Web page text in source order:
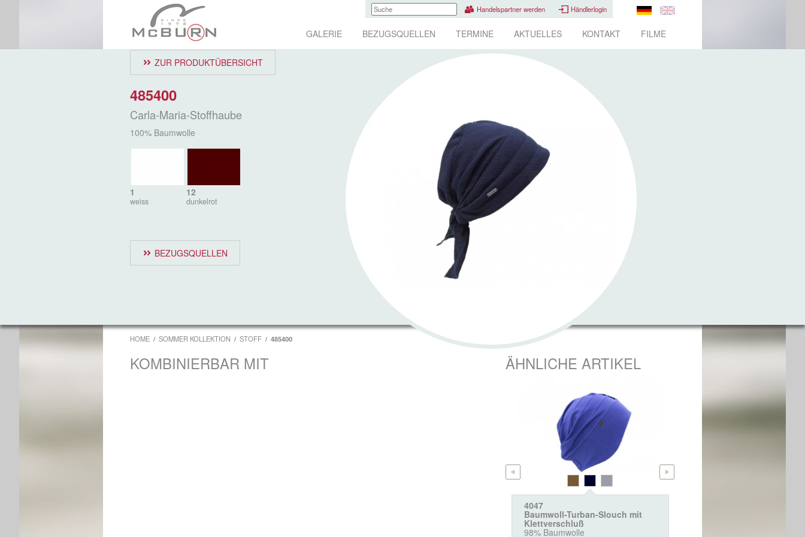
Handelspartner werden Händlerlogin
GALERIE BEZUGSQUELLEN TERMINE AKTUELLES KONTAKT FILME
ZUR PRODUKTÜBERSICHT
485400
Carla-Maria-Stoffhaube
100% Baumwolle
1
weiss
12
dunkelrot
BEZUGSQUELLEN
HOME SOMMER KOLLEKTION STOFF 485400
KOMBINIERBAR MIT ÄHNLICHE ARTIKEL
4047
Baumwoll-Turban-Slouch mit
Klettverschluß
98% Baumwolle